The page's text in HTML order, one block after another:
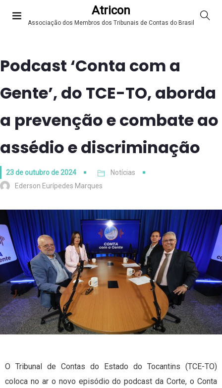
Atricon
Associação dos Membros dos Tribunais de Contas do Brasil
Podcast ‘Conta com a
Gente’, do TCE-TO, aborda
a prevenção e combate ao
assédio e discriminação
23 de outubro de 2024
Notícias
Ederson Eurípedes Marques
O Tribunal de Contas do Estado do Tocantins (TCE-TO)
coloca no ar o novo episódio do podcast da Corte, o Conta